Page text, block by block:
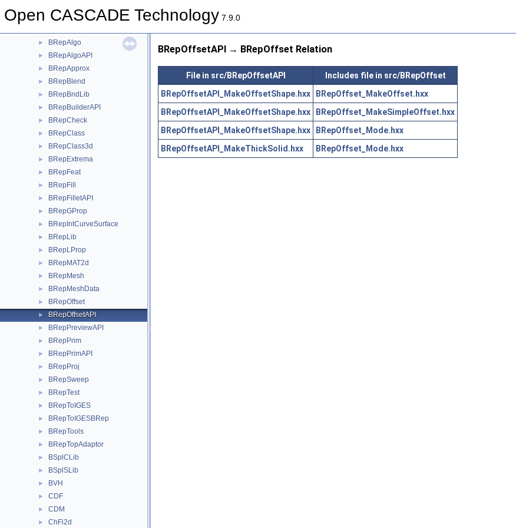
Open CASCADE Technology 7.9.0
► BRep
► BRepAlgo
► BRepAlgoAPI
► BRepApprox
► BRepBlend
► BRepBndLib
► BRepBuilderAPI
► BRepCheck
► BRepClass
► BRepClass3d
► BRepExtrema
► BRepFeat
► BRepFill
► BRepFilletAPI
► BRepGProp
► BRepIntCurveSurface
► BRepLib
► BRepLProp
► BRepMAT2d
► BRepMesh
► BRepMeshData
► BRepOffset
► BRepOffsetAPI
► BRepPreviewAPI
► BRepPrim
► BRepPrimAPI
► BRepProj
► BRepSweep
► BRepTest
► BRepToIGES
► BRepToIGESBRep
► BRepTools
► BRepTopAdaptor
► BSplCLib
► BSplSLib
► BVH
► CDF
► CDM
► ChFi2d
BRepOffsetAPI → BRepOffset Relation
File in src/BRepOffsetAPI
Includes file in src/BRepOffset
BRepOffsetAPI_MakeOffsetShape.hxx
BRepOffset_MakeOffset.hxx
BRepOffsetAPI_MakeOffsetShape.hxx
BRepOffset_MakeSimpleOffset.hxx
BRepOffsetAPI_MakeOffsetShape.hxx
BRepOffset_Mode.hxx
BRepOffsetAPI_MakeThickSolid.hxx
BRepOffset_Mode.hxx